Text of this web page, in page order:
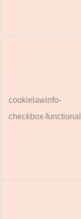
cookielawinfo-
checkbox-functional